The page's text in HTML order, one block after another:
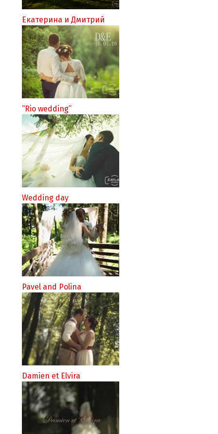
Екатерина и Дмитрий
“Rio wedding”
Wedding day
Pavel and Polina
Damien et Elvira